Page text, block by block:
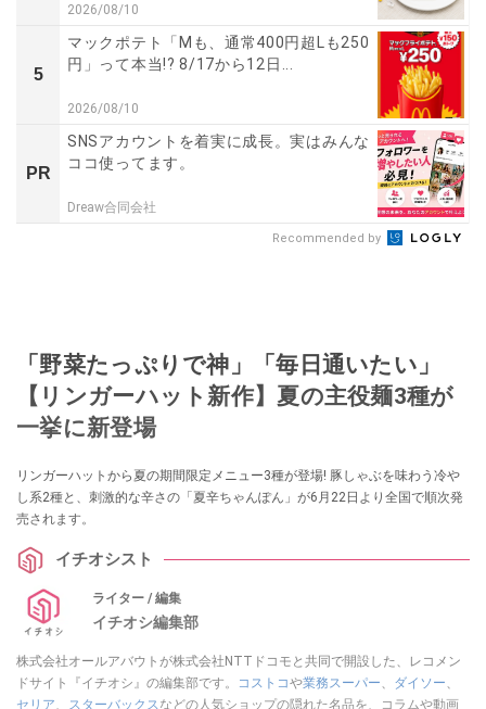
2026/08/10
5
マックポテト「Mも、通常400円超Lも250
円」って本当!? 8/17から12日...
2026/08/10
PR
SNSアカウントを着実に成長。実はみんな
ココ使ってます。
Dreaw合同会社
Recommended by
「野菜たっぷりで神」「毎日通いたい」
【リンガーハット新作】夏の主役麺3種が
一挙に新登場
リンガーハットから夏の期間限定メニュー3種が登場! 豚しゃぶを味わう冷や
し系2種と、刺激的な辛さの「夏辛ちゃんぽん」が6月22日より全国で順次発
売されます。
イチオシスト
ライター / 編集
イチオシ編集部
株式会社オールアバウトが株式会社NTTドコモと共同で開設した、レコメン
ドサイト『イチオシ』の編集部です。
コストコや業務スーパー ダイソー
セリア
スターバックス などの人気ショップの隠れた名品を、コラムや動画